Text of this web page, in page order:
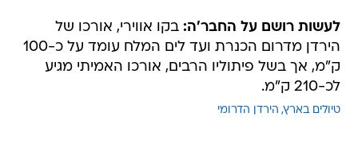
לעשות רושם על החבר'ה: בקו אווירי, אורכו של
הירדן מדרום הכנרת ועד לים המלח עומד על כ-100
ק"מ, אך בשל פיתוליו הרבים, אורכו האמיתי מגיע
לכ-210 ק"מ.
טיולים בארץ הירדן הדרומי